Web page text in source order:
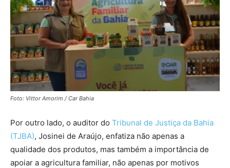
Foto: Vittor Amorim / Car Bahia
Por outro lado, o auditor do Tribunal de Justiça da Bahia
(TJBA), Josinei de Araújo, enfatiza não apenas a
qualidade dos produtos, mas também a importância de
apoiar a agricultura familiar, não apenas por motivos